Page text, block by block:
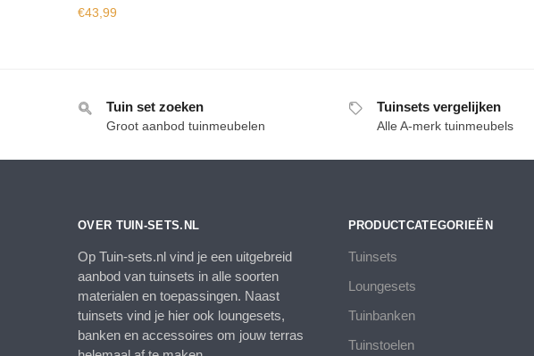
€43,99
Tuin set zoeken
Groot aanbod tuinmeubelen
Tuinsets vergelijken
Alle A-merk tuinmeubels
OVER TUIN-SETS.NL
Op Tuin-sets.nl vind je een uitgebreid
aanbod van tuinsets in alle soorten
materialen en toepassingen. Naast
tuinsets vind je hier ook loungesets,
banken en accessoires om jouw terras
PRODUCTCATEGORIEËN
Tuinsets
Loungesets
Tuinbanken
Tuinstoelen